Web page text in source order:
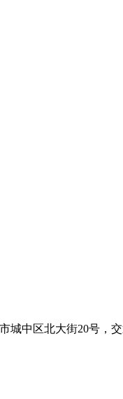
城中区北大街20号，